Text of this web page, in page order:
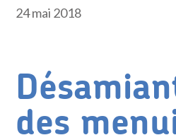
24 mai 2018
des